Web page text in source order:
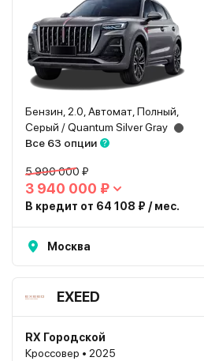
Бензин, 2.0, Автомат, Полный,
Серый / Quantum Silver Gray
Все 63 опции
5 990 000 ₽
3 940 000 ₽
В кредит от 64 108 ₽ / мес.
Москва
EXEED
RX Городской
Кроссовер • 2025